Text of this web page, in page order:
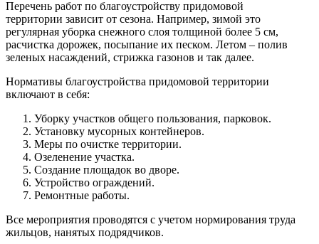
Перечень работ по благоустройству придомовой
территории зависит от сезона. Например, зимой это
регулярная уборка снежного слоя толщиной более 5 см,
расчистка дорожек, посыпание их песком. Летом – полив
зеленых насаждений, стрижка газонов и так далее.
Нормативы благоустройства придомовой территории
включают в себя:
Уборку участков общего пользования, парковок.
Установку мусорных контейнеров.
Меры по очистке территории.
Озеленение участка.
Создание площадок во дворе.
Устройство ограждений.
Ремонтные работы.
Все мероприятия проводятся с учетом нормирования труда
жильцов, нанятых подрядчиков.